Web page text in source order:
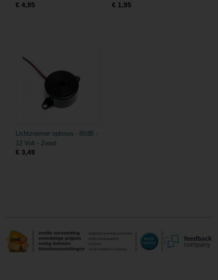
€ 4,95 € 1,95
Lichtzoemer opbouw - 80dB -
12 Volt - Zwart
€ 3,49